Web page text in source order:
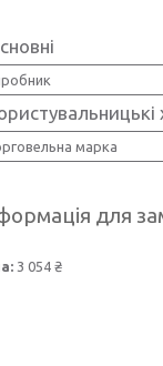
марка
для
3 054 ₴